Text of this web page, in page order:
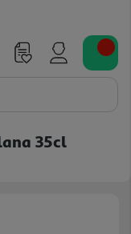
35cl